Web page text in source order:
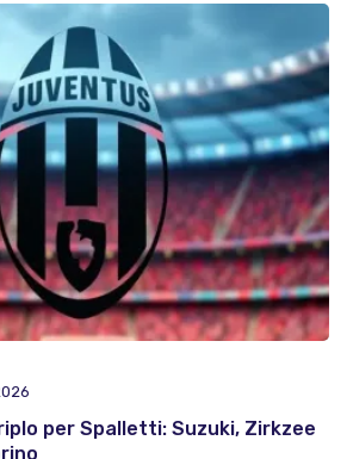
per Spalletti: Suzuki, Zirkzee